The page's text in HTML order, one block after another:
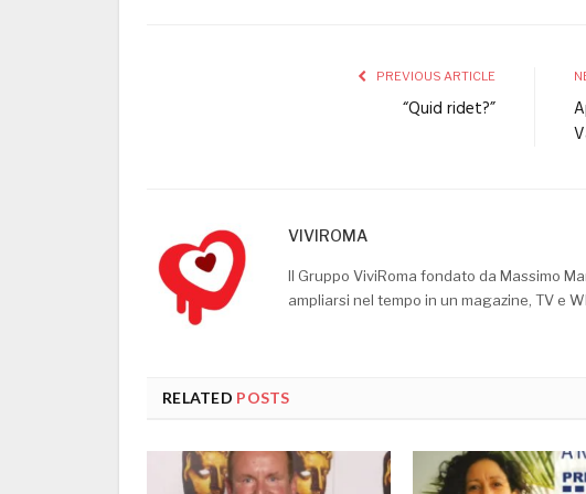
PREVIOUS ARTICLE
“Quid ridet?”
VIVIROMA
Il Gruppo ViviRoma fondato da Massimo
ampliarsi nel tempo in un magazine, TV e
RELATED POSTS